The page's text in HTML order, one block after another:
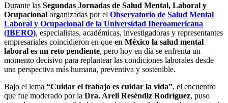
Durante las Segundas Jornadas de Salud Mental, Laboral y
Ocupacional organizadas por el Observatorio de Salud Mental
Laboral y Ocupacional de la Universidad Iberoamericana
(IBERO), especialistas, académicas, investigadoras y representantes
empresariales coincidieron en que en México la salud mental
laboral es un reto pendiente, pero hoy en día se enfrenta un
momento decisivo para replantear las condiciones laborales desde
una perspectiva más humana, preventiva y sostenible.
Bajo el lema “Cuidar el trabajo es cuidar la vida”, el encuentro
que fue moderado por la Dra. Areli Reséndiz Rodríguez, puso